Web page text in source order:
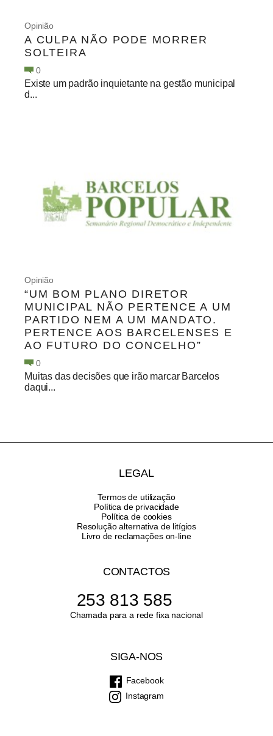
Opinião
A CULPA NÃO PODE MORRER
SOLTEIRA
0
Existe um padrão inquietante na gestão municipal
d...
Opinião
“UM BOM PLANO DIRETOR
MUNICIPAL NÃO PERTENCE A UM
PARTIDO NEM A UM MANDATO.
PERTENCE AOS BARCELENSES E
AO FUTURO DO CONCELHO”
0
Muitas das decisões que irão marcar Barcelos
daqui...
LEGAL
Termos de utilização
Política de privacidade
Política de cookies
Resolução alternativa de litígios
Livro de reclamações on-line
CONTACTOS
253 813 585
Chamada para a rede fixa nacional
SIGA-NOS
Facebook
Instagram